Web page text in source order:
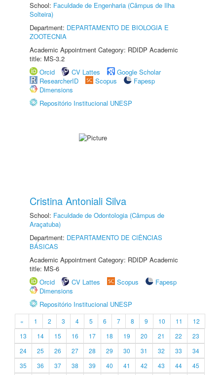
School: Faculdade de Engenharia (Câmpus de Ilha
Solteira)
Department: DEPARTAMENTO DE BIOLOGIA E
ZOOTECNIA
Academic Appointment Category: RDIDP Academic
title: MS-3.2
Orcid
CV Lattes
Google Scholar
ResearcherID
Scopus
Fapesp
Dimensions
Repositório Institucional UNESP
Cristina Antoniali Silva
School: Faculdade de Odontologia (Câmpus de
Araçatuba)
Department: DEPARTAMENTO DE CIÊNCIAS
BÁSICAS
Academic Appointment Category: RDIDP Academic
title: MS-6
Orcid
CV Lattes Scopus
Fapesp
Dimensions
Repositório Institucional UNESP
« 1 2 3 4 5 6 7 8 9 10 11
12
13
14 15 16 17 18 19 20 21 22
23
24
25 26 27 28 29 30 31 32 33
34
35
36 37 38 39 40 41 42 43 44
45